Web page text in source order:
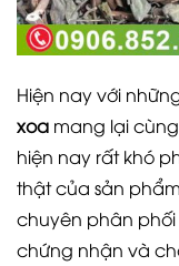
Hiện nay với
xoa mang lại
hiện nay rất khó
thật của sản
chuyên phân
chứng nhận và